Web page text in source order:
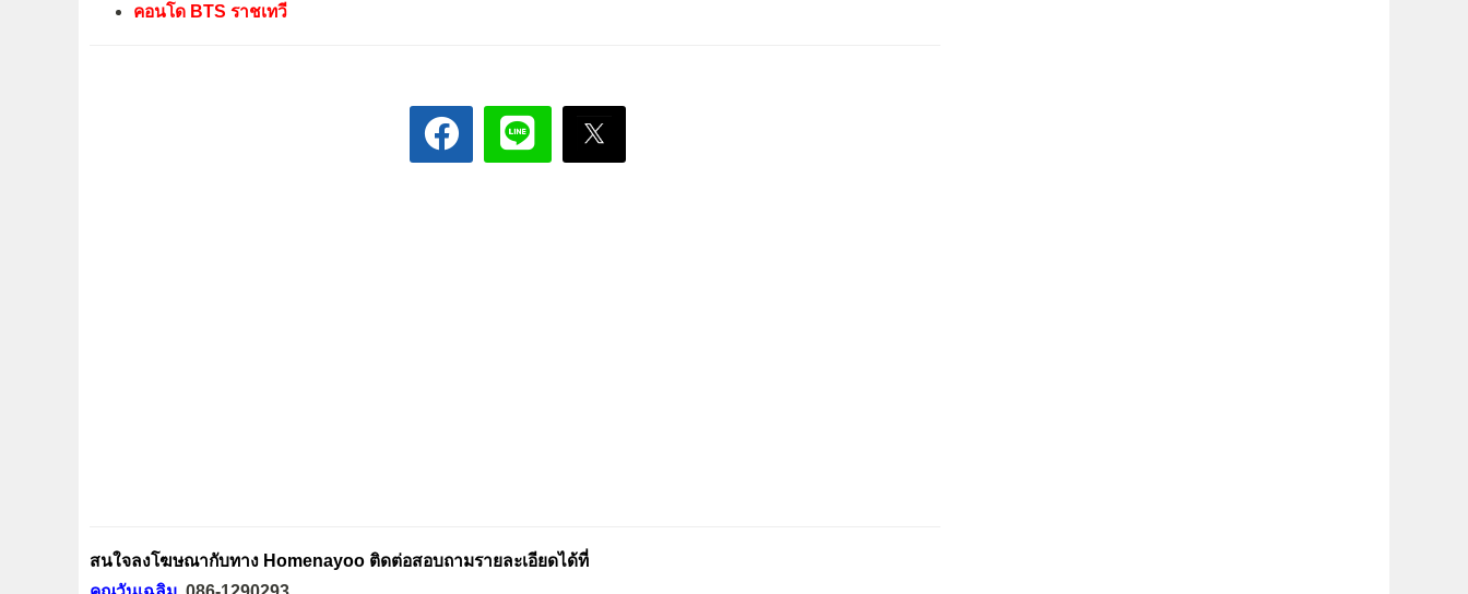
คอนโด BTS ราชเทวี
สนใจลงโฆษณากับทาง Homenayoo ติดต่อสอบถามรายละเอียดได้ที่